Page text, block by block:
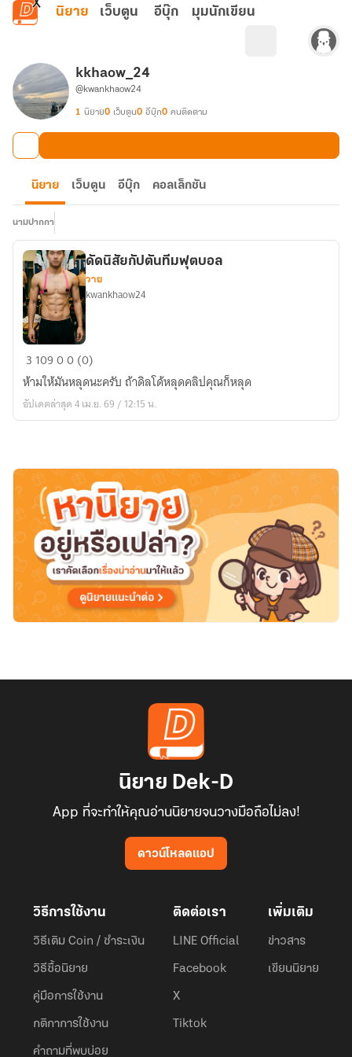
ข้ามไปยังเนื้อหาหลัก
นิยาย เว็บตูน อีบุ๊ก มุมนักเขียน
kkhaow_24
@kwankhaow24
1 นิยาย0 เว็บตูน0 อีบุ๊ก0 คนติดตาม
นิยาย เว็บตูน อีบุ๊ก คอลเล็กชัน
นามปากกา
ดัด
นิสัย
กัปตัน
ทีม
ดัดนิสัยกัปตันทีมฟุตบอล
วาย
kwankhaow24
3 10900 (0)
ห้ามให้มันหลุดนะครับ ถ้าดิลโด้หลุดคลิปคุณก็หลุด
อัปเดตล่าสุด 4 เม.ย. 69 / 12:15 น.
นิยาย Dek-D
App ที่จะทำให้คุณอ่านนิยายจนวางมือถือไม่ลง!
ดาวน์โหลดแอป
วิธีการใช้งาน
วิธีเติม Coin / ชำระเงิน
วิธีซื้อนิยาย
คู่มือการใช้งาน
กติกาการใช้งาน
คำถามที่พบบ่อย
ติดต่อเรา
LINE Official
Facebook
X
Tiktok
เพิ่มเติม
ข่าวสาร
เขียนนิยาย